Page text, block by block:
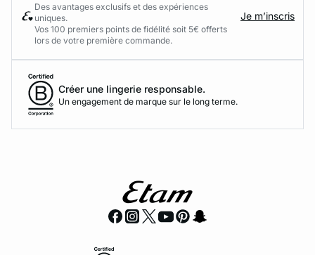
Des avantages exclusifs et des expériences
uniques.
Vos 100 premiers points de fidélité soit 5€ offerts
lors de votre première commande.​
Je m’inscris
Créer une lingerie responsable.
Un engagement de marque sur le long terme.